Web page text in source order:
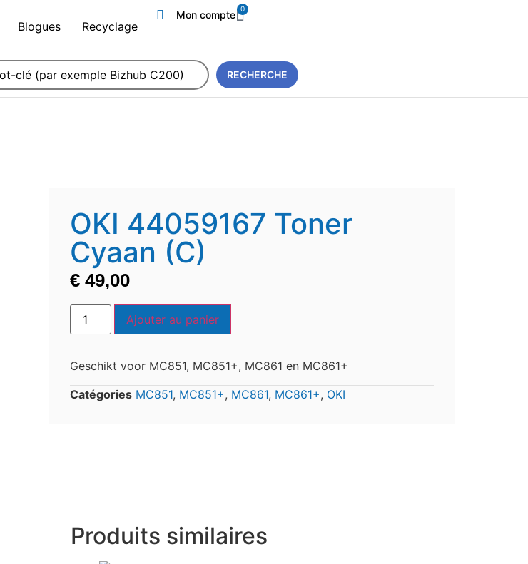
Blogues Recyclage
Mon compte 0
RECHERCHE
OKI 44059167 Toner
Cyaan (C)
€ 49,00
Ajouter au panier
Geschikt voor MC851, MC851+, MC861 en MC861+
Catégories MC851, MC851+, MC861, MC861+, OKI
Produits similaires